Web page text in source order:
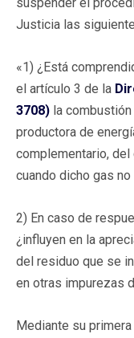
Justicia las
«1) ¿Está
el artículo 3 de la
3708) la
productora de
complementario, del
cuando dicho gas
2) En caso de
¿influyen en la
del residuo que se
en otras impurezas
Mediante su